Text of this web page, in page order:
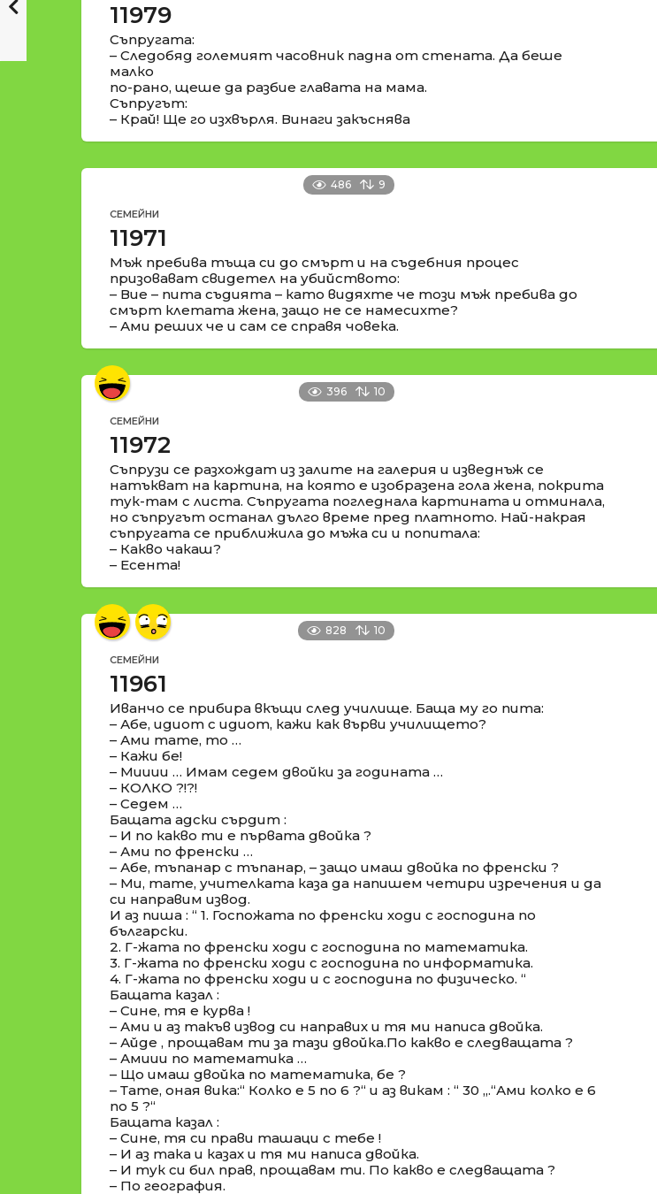
11979
Съпругата:
– Следобяд големият часовник падна от стената. Да беше
малко
по-рано, щеше да разбие главата на мама.
Съпругът:
– Край! Ще го изхвърля. Винаги закъснява
486 9
СЕМЕЙНИ
11971
Мъж пребива тъща си до смърт и на съдебния процес
призовават свидетел на убийството:
– Вие – пита съдията – като видяхте че този мъж пребива до
смърт клетата жена, защо не се намесихте?
– Ами реших че и сам се справя човека.
396 10
СЕМЕЙНИ
11972
Съпрузи се разхождат из залите на галерия и изведнъж се
натъкват на картина, на която е изобразена гола жена, покрита
тук-там с листа. Съпругата погледнала картината и отминала,
но съпругът останал дълго време пред платното. Най-накрая
съпругата се приближила до мъжа си и попитала:
– Какво чакаш?
– Есента!
828 10
СЕМЕЙНИ
11961
Иванчо се прибира вкъщи след училище. Баща му го пита:
– Абе, идиот с идиот, кажи как върви училището?
– Ами тате, то …
– Кажи бе!
– Мииии … Имам седем двойки за годината …
– КОЛКО ?!?!
– Седем …
Бащата адски сърдит :
– И по какво ти е първата двойка ?
– Ами по френски …
– Абе, тъпанар с тъпанар, – защо имаш двойка по френски ?
– Ми, тате, учителката каза да напишем четири изречения и да
си направим извод.
И аз пиша : “ 1. Госпожата по френски ходи с господина по
български.
2. Г-жата по френски ходи с господина по математика.
3. Г-жата по френски ходи с господина по информатика.
4. Г-жата по френски ходи и с господина по физическо. “
Бащата казал :
– Сине, тя е курва !
– Ами и аз такъв извод си направих и тя ми написа двойка.
– Айде , прощавам ти за тази двойка.По какво е следващата ?
– Амиии по математика …
– Що имаш двойка по математика, бе ?
– Тате, оная вика:“ Колко е 5 по 6 ?“ и аз викам : “ 30 „.“Ами колко е 6
по 5 ?“
Бащата казал :
– Сине, тя си прави ташаци с тебе !
– И аз така и казах и тя ми написа двойка.
– И тук си бил прав, прощавам ти. По какво е следващата ?
– По география.